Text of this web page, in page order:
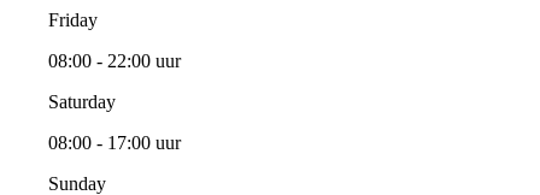
Friday
08:00 - 22:00 uur
Saturday
08:00 - 17:00 uur
Sunday